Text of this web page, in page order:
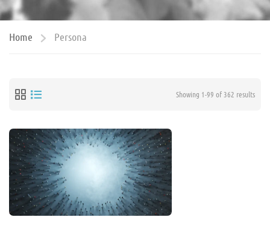
Home Persona
Showing 1-99 of 362 results